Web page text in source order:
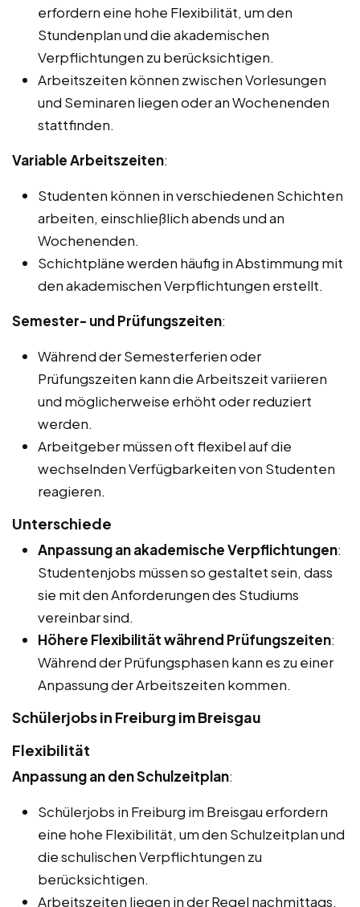
erfordern eine hohe Flexibilität, um den
Stundenplan und die akademischen
Verpflichtungen zu berücksichtigen.
Arbeitszeiten können zwischen Vorlesungen
und Seminaren liegen oder an Wochenenden
stattfinden.
Variable Arbeitszeiten:
Studenten können in verschiedenen Schichten
arbeiten, einschließlich abends und an
Wochenenden.
Schichtpläne werden häufig in Abstimmung mit
den akademischen Verpflichtungen erstellt.
Semester- und Prüfungszeiten:
Während der Semesterferien oder
Prüfungszeiten kann die Arbeitszeit variieren
und möglicherweise erhöht oder reduziert
werden.
Arbeitgeber müssen oft flexibel auf die
wechselnden Verfügbarkeiten von Studenten
reagieren.
Unterschiede
Anpassung an akademische Verpflichtungen:
Studentenjobs müssen so gestaltet sein, dass
sie mit den Anforderungen des Studiums
vereinbar sind.
Höhere Flexibilität während Prüfungszeiten:
Während der Prüfungsphasen kann es zu einer
Anpassung der Arbeitszeiten kommen.
Schülerjobs in Freiburg im Breisgau
Flexibilität
Anpassung an den Schulzeitplan:
Schülerjobs in Freiburg im Breisgau erfordern
eine hohe Flexibilität, um den Schulzeitplan und
die schulischen Verpflichtungen zu
berücksichtigen.
Arbeitszeiten liegen in der Regel nachmittags,